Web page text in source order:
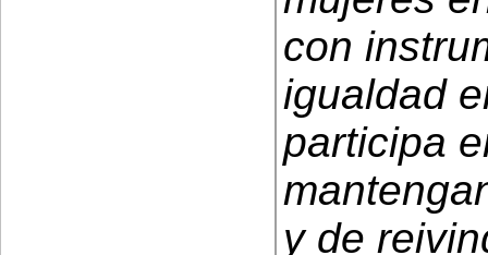
con
igualdad
participa
y de